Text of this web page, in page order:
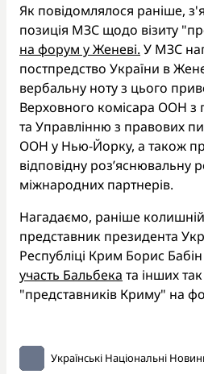
Як повідомлялося раніше,
позиція МЗС щодо візиту
на форум у Женеві. У МЗС
постпредство України в
вербальну ноту з цього
Верховного комісара ООН з
та Управлінню з правових
ООН у Нью-Йорку, а також
відповідну роз’яснювальну
міжнародних партнерів.
Нагадаємо, раніше
представник президента
Республіці Крим Борис Бабін
участь Бальбека та інших
"представників Криму" на
Українські Національні